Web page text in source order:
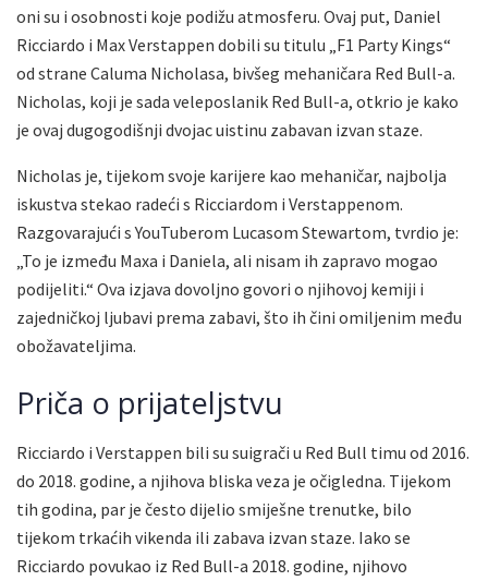
oni su i osobnosti koje podižu atmosferu. Ovaj put, Daniel
Ricciardo i Max Verstappen dobili su titulu „F1 Party Kings“
od strane Caluma Nicholasa, bivšeg mehaničara Red Bull-a.
Nicholas, koji je sada veleposlanik Red Bull-a, otkrio je kako
je ovaj dugogodišnji dvojac uistinu zabavan izvan staze.
Nicholas je, tijekom svoje karijere kao mehaničar, najbolja
iskustva stekao radeći s Ricciardom i Verstappenom.
Razgovarajući s YouTuberom Lucasom Stewartom, tvrdio je:
„To je između Maxa i Daniela, ali nisam ih zapravo mogao
podijeliti.“ Ova izjava dovoljno govori o njihovoj kemiji i
zajedničkoj ljubavi prema zabavi, što ih čini omiljenim među
obožavateljima.
Priča o prijateljstvu
Ricciardo i Verstappen bili su suigrači u Red Bull timu od 2016.
do 2018. godine, a njihova bliska veza je očigledna. Tijekom
tih godina, par je često dijelio smiješne trenutke, bilo
tijekom trkaćih vikenda ili zabava izvan staze. Iako se
Ricciardo povukao iz Red Bull-a 2018. godine, njihovo